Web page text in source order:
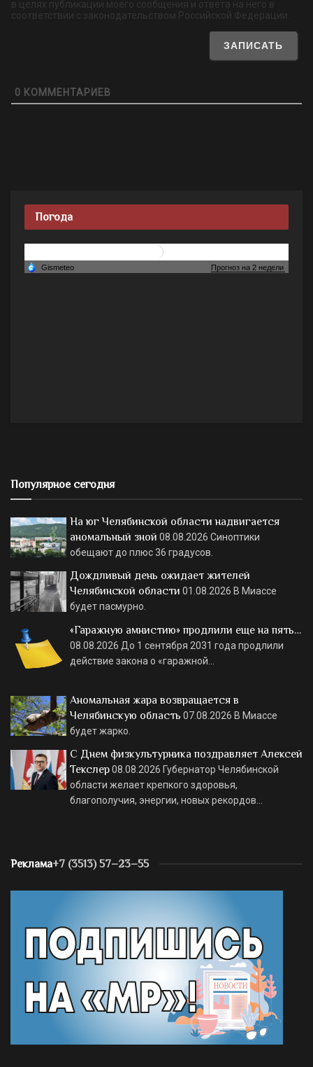
в целях публикации моего сообщения и ответа на него в
соответствии с законодательством Российской Федерации.
0 КОММЕНТАРИЕВ
Погода
Популярное сегодня
На юг Челябинской области надвигается
аномальный зной 08.08.2026 Синоптики
обещают до плюс 36 градусов.
Дождливый день ожидает жителей
Челябинской области 01.08.2026 В Миассе
будет пасмурно.
«Гаражную амнистию» продлили еще на пять…
08.08.2026 До 1 сентября 2031 года продлили
действие закона о «гаражной…
Аномальная жара возвращается в
Челябинскую область 07.08.2026 В Миассе
будет жарко.
С Днем физкультурника поздравляет Алексей
Текслер08.08.2026 Губернатор Челябинской
области желает крепкого здоровья,
благополучия, энергии, новых рекордов…
Реклама+7 (3513) 57–23–55